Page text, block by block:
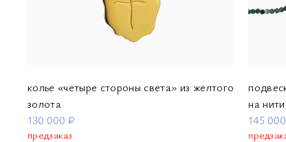
колье «четыре стороны света» из желтого
золота
130 000 ₽
предзаказ
на
145